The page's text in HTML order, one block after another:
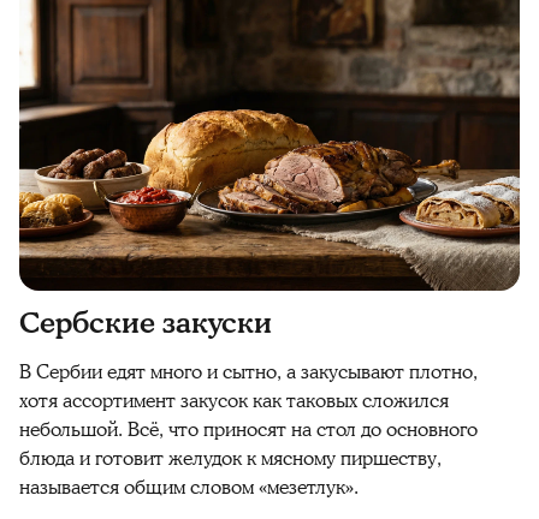
Сербские закуски
В Сербии едят много и сытно, а закусывают плотно,
хотя ассортимент закусок как таковых сложился
небольшой. Всё, что приносят на стол до основного
блюда и готовит желудок к мясному пиршеству,
называется общим словом «мезетлук».